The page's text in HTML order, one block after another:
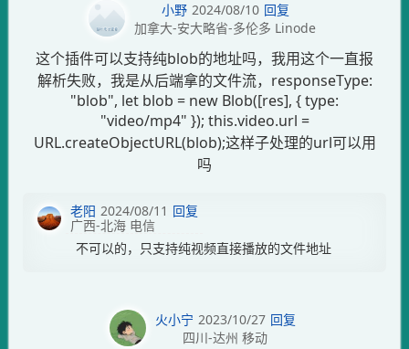
小野 2024/08/10 回复
加拿大-安大略省-多伦多 Linode
这个插件可以支持纯blob的地址吗，我用这个一直报
解析失败，我是从后端拿的文件流，responseType:
"blob", let blob = new Blob([res], { type:
"video/mp4" }); this.video.url =
URL.createObjectURL(blob);这样子处理的url可以用
吗
老阳 2024/08/11 回复
广西-北海 电信
不可以的，只支持纯视频直接播放的文件地址
火小宁 2023/10/27 回复
四川-达州 移动